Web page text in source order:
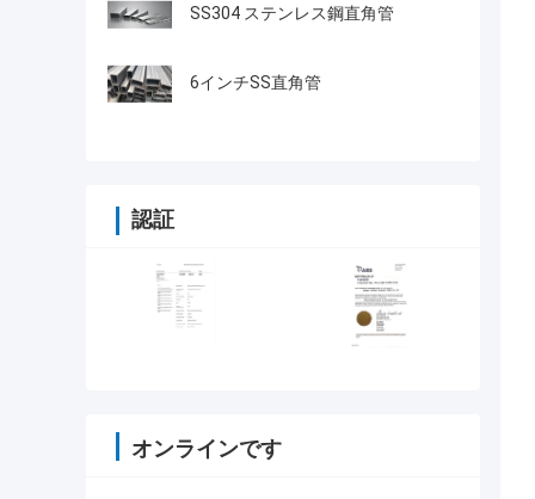
SS304 ステンレス鋼直角管
6インチSS直角管
認証
オンラインです